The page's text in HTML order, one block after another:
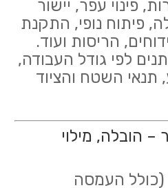
פינוי עפר, יישור
פיתוח נופי, התקנת
הריסות ועוד.
לפי גודל העבודה,
תנאי השטח והציוד
– הובלה, מילוי
העמסה